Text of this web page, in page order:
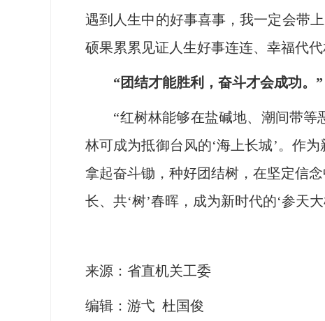
遇到人生中的好事喜事，我一定会带
硕果累累见证人生好事连连、幸福代
“团结才能胜利，奋斗才会成功。”
“红树林能够在盐碱地、潮间带等
林可成为抵御台风的‘海上长城’。作
拿起奋斗锄，种好团结树，在坚定信
长、共‘树’春晖，成为新时代的‘参天
来源：省直机关工委
编辑：游弋 杜国俊